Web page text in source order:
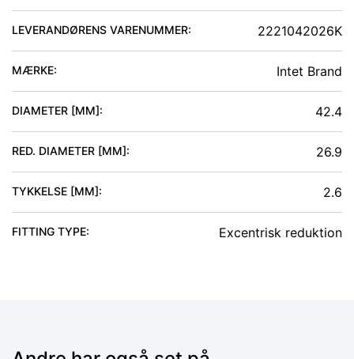
LEVERANDØRENS VARENUMMER: 2221042026K
MÆRKE: Intet Brand
DIAMETER [MM]: 42.4
RED. DIAMETER [MM]: 26.9
TYKKELSE [MM]: 2.6
FITTING TYPE: Excentrisk reduktion